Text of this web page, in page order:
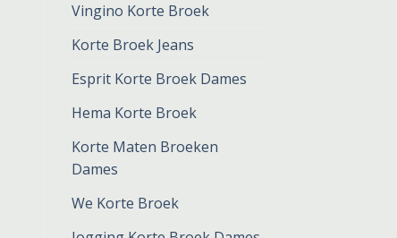
Vingino Korte Broek
Korte Broek Jeans
Esprit Korte Broek Dames
Hema Korte Broek
Korte Maten Broeken
Dames
We Korte Broek